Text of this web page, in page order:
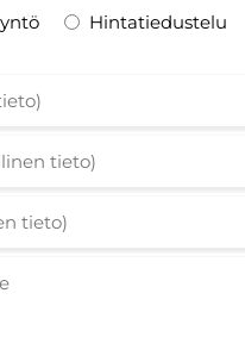
Hintatiedustelu